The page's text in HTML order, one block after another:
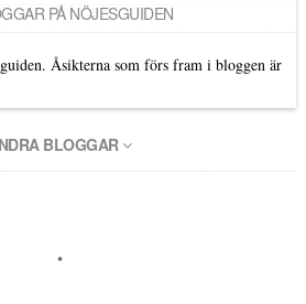
PÅ NÖJESGUIDEN
Åsikterna som förs fram i bloggen är
BLOGGAR